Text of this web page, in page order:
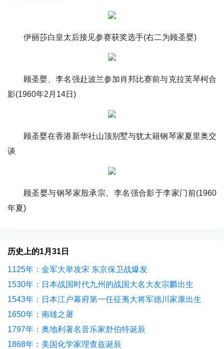
伊丽莎白皇太后接见参赛获奖选手(右二为顾圣婴)
顾圣婴、李名强赴波兰参加肖邦比赛前与克拉芙琴柯合
影(1960年2月14日)
顾圣婴在香港新华社山顶别墅与犹太籍钢琴家夏里奥交
谈
顾圣婴与钢琴家殷承宗、李名强合影于李家门前(1960
年夏)
历史上的1月31日
1125年：金军大举攻宋 东京保卫战爆发
1530年：日本战国时代九州的战国大名大友宗麟出生
1543年：日本江户幕府第一任征夷大将军德川家康出生
1650年：南雄之屠
1797年：奥地利著名音乐家舒伯特诞辰
1868年：美国化学家理查兹诞辰